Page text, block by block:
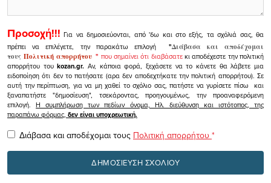
Προσοχή!!! Για να δημοσιεύονται, από 'δω και στο εξής, τα σχόλιά σας, θα
πρέπει να επιλέγετε, την παρακάτω επιλογή
"Διάβασα και αποδέχομαι
τουςΠολιτική απορρήτου" που σημαίνει ότι διαβάσατεκι αποδέχεστε την πολιτική
απορρήτου τουkozan.gr. Αν, κάποια φορά, ξεχάσετε να το κάνετε θα λάβετε μια
ειδοποίηση ότι δεν το πατήσατε (αρα δεν αποδεχτήκατε την πολιτική απορρήτου). Σε
αυτή την περίπτωση, για να μη χαθεί το σχόλιο σας, πατήστε να γυρίσετε πίσω και
ξαναπατήστε "δημοσίευση", τσεκάροντας, προηγουμένως, την προαναφερόμενη
επιλογή.Η συμπλήρωση των πεδίων όνομα, Ηλ. διεύθυνση και ιστότοπος, της
παραπάνω φόρμας, δεν είναι υποχρεωτική.
Διάβασα και αποδέχομαι τους Πολιτική απορρήτου *